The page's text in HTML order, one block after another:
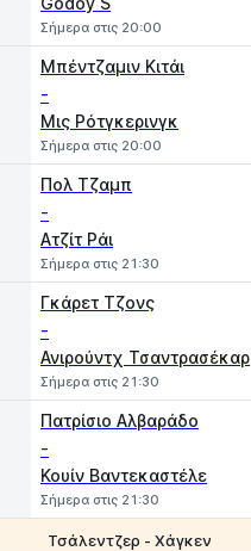
Σήμερα στις 20:00
Μπέντζαμιν Κιτάι
-
Μις Ρότγκερινγκ
Σήμερα στις 20:00
Πολ Τζαμπ
-
Ατζίτ Ράι
Σήμερα στις 21:30
Γκάρετ Τζονς
-
Ανιρούντχ Τσαντρασέκαρ
Σήμερα στις 21:30
Πατρίσιο Αλβαράδο
-
Κουίν Βαντεκαστέλε
Σήμερα στις 21:30
Τσάλεντζερ - Χάγκεν